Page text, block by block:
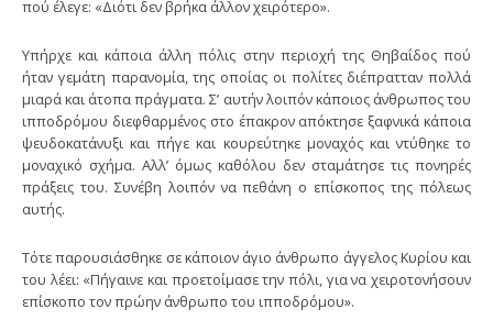
πού έλεγε: «Διότι δεν βρήκα άλλον χειρότερο».
Υπήρχε και κάποια άλλη πόλις στην περιοχή της Θηβαΐδος πού
ήταν γεμάτη παρανομία, της οποίας οι πολίτες διέπρατταν πολλά
μιαρά και άτοπα πράγματα. Σ’ αυτήν λοιπόν κάποιος άνθρωπος του
ιπποδρόμου διεφθαρμένος στο έπακρον απόκτησε ξαφνικά κάποια
ψευδοκατάνυξι και πήγε και κουρεύτηκε μοναχός και ντύθηκε το
μοναχικό σχήμα. Αλλ’ όμως καθόλου δεν σταμάτησε τις πονηρές
πράξεις του. Συνέβη λοιπόν να πεθάνη ο επίσκοπος της πόλεως
αυτής.
Τότε παρουσιάσθηκε σε κάποιον άγιο άνθρωπο άγγελος Κυρίου και
του λέει: «Πήγαινε και προετοίμασε την πόλι, για να χειροτονήσουν
επίσκοπο τον πρώην άνθρωπο του ιπποδρόμου».